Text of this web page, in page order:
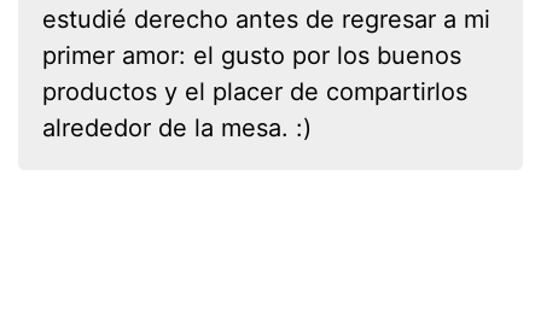
estudié derecho antes de regresar a mi
primer amor: el gusto por los buenos
productos y el placer de compartirlos
alrededor de la mesa. :)